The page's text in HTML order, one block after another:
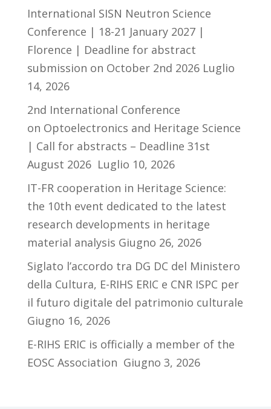
International SISN Neutron Science
Conference | 18-21 January 2027 |
Florence | Deadline for abstract
submission on October 2nd 2026 Luglio
14, 2026
2nd International Conference
on Optoelectronics and Heritage Science
| Call for abstracts – Deadline 31st
August 2026 Luglio 10, 2026
IT-FR cooperation in Heritage Science:
the 10th event dedicated to the latest
research developments in heritage
material analysis Giugno 26, 2026
Siglato l’accordo tra DG DC del Ministero
della Cultura, E-RIHS ERIC e CNR ISPC per
il futuro digitale del patrimonio culturale
Giugno 16, 2026
E-RIHS ERIC is officially a member of the
EOSC Association Giugno 3, 2026